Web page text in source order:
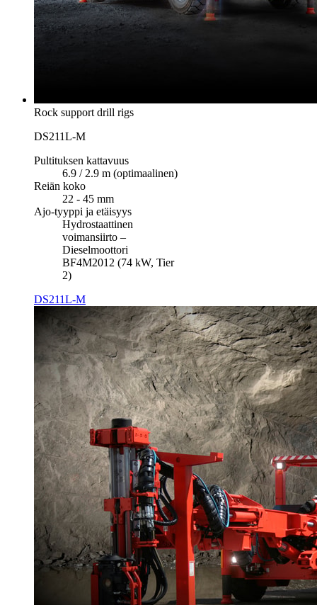
Rock support drill rigs
DS211L-M
Pultituksen kattavuus
6.9 / 2.9 m (optimaalinen)
Reiän koko
22 - 45 mm
Ajo-tyyppi ja etäisyys
Hydrostaattinen
voimansiirto –
Dieselmoottori
BF4M2012 (74 kW, Tier
2)
DS211L-M